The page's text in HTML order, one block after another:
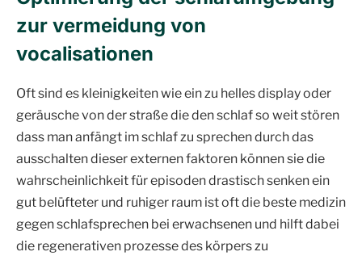
zur vermeidung von
vocalisationen
Oft sind es kleinigkeiten wie ein zu helles display oder
geräusche von der straße die den schlaf so weit stören
dass man anfängt im schlaf zu sprechen durch das
ausschalten dieser externen faktoren können sie die
wahrscheinlichkeit für episoden drastisch senken ein
gut belüfteter und ruhiger raum ist oft die beste medizin
gegen schlafsprechen bei erwachsenen und hilft dabei
die regenerativen prozesse des körpers zu